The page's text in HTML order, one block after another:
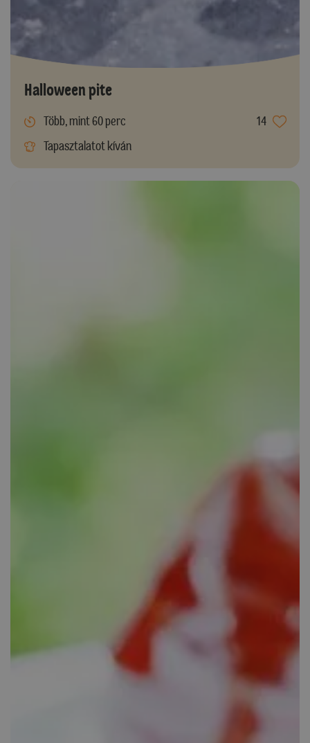
Halloween pite
Több, mint 60 perc
14
Tapasztalatot kíván